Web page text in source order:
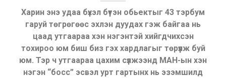
Харин энэ удаа бүхэл бүтэн обьектыг 43 тэрбум
гаруй төгрөгөөс эхлэн дуудах гэж байгаа нь
цаад утгаараа хэн нэгэнтэй хийгдчихсэн
тохироо юм биш биз гэх хардлагыг төрүүлж буй
юм. Тэр ч утгаараа цахим сүлжээнд МАН-ын хэн
нэгэн “босс” эсвэл урт гартынх нь эзэмшилд